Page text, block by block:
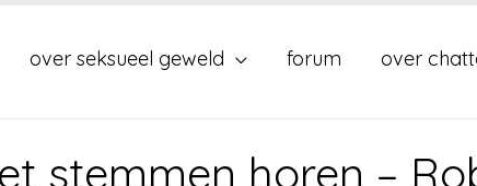
over seksueel geweld forum over
stemmen horen –